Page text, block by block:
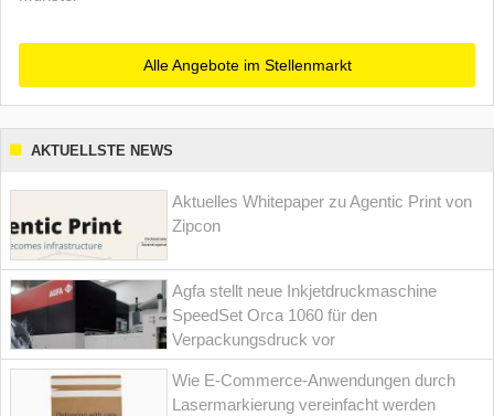
Alle Angebote im Stellenmarkt
AKTUELLSTE NEWS
Aktuelles Whitepaper zu Agentic Print von
Zipcon
Agfa stellt neue Inkjetdruckmaschine
SpeedSet Orca 1060 für den
Verpackungsdruck vor
Wie E-Commerce-Anwendungen durch
Lasermarkierung vereinfacht werden